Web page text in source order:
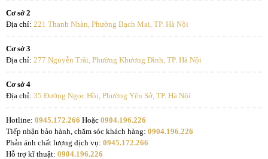
Cơ sở 2
Địa chỉ: 221 Thanh Nhàn, Phường Bạch Mai, TP. Hà Nội
Cơ sở 3
Địa chỉ: 277 Nguyễn Trãi, Phường Khương Đình, TP. Hà Nội
Cơ sở 4
Địa chỉ: 35 Đường Ngọc Hồi, Phường Yên Sở, TP. Hà Nội
Hotline: 0945.172.266 Hoặc 0904.196.226
Tiếp nhận bảo hành, chăm sóc khách hàng: 0904.196.226
Phản ánh chất lượng dịch vụ: 0945.172.266
Hỗ trợ kĩ thuật: 0904.196.226